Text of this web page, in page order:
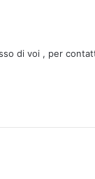
di voi , per